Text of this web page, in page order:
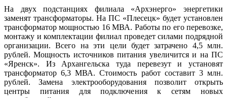
На двух подстанциях филиала «Архэнерго» энергетики
заменят трансформаторы. На ПС «Плесецк» будет установлен
трансформатор мощностью 16 МВА. Работы по его перевозке,
монтажу и комплектации филиал проведет силами подрядной
организации. Всего на эти цели будет затрачено 4,5 млн.
рублей. Мощность источников питания увеличится и на ПС
«Яренск». Из Архангельска туда перевезут и установят
трансформатор 6,3 МВА. Стоимость работ составит 3 млн.
рублей. Замена электрооборудования позволит открыть
центры питания для подключения к сетям новых